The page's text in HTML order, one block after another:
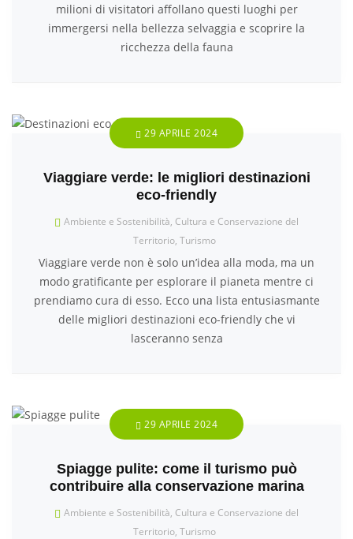
milioni di visitatori affollano questi luoghi per
immergersi nella bellezza selvaggia e scoprire la
ricchezza della fauna
29 APRILE 2024
Viaggiare verde: le migliori destinazioni
eco-friendly
Ambiente e Sostenibilità, Cultura e Conservazione del
Territorio, Turismo
Viaggiare verde non è solo un’idea alla moda, ma un
modo gratificante per esplorare il pianeta mentre ci
prendiamo cura di esso. Ecco una lista entusiasmante
delle migliori destinazioni eco-friendly che vi
lasceranno senza
29 APRILE 2024
Spiagge pulite: come il turismo può
contribuire alla conservazione marina
Ambiente e Sostenibilità, Cultura e Conservazione del
Territorio, Turismo